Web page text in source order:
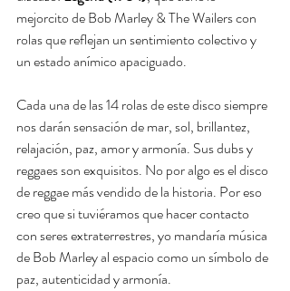
mejorcito de Bob Marley & The Wailers con
rolas que reflejan un sentimiento colectivo y
un estado anímico apaciguado.
Cada una de las 14 rolas de este disco siempre
nos darán sensación de mar, sol, brillantez,
relajación, paz, amor y armonía. Sus dubs y
reggaes son exquisitos. No por algo es el disco
de reggae más vendido de la historia. Por eso
creo que si tuviéramos que hacer contacto
con seres extraterrestres, yo mandaría música
de Bob Marley al espacio como un símbolo de
paz, autenticidad y armonía.